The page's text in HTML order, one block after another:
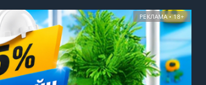
РЕКЛАМА • 18+